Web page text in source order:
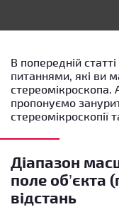
В попередній
питаннями, які ви
стереомікроскопа.
пропонуємо
стереомікроскопії
Діапазон
поле об’єкта
відстань